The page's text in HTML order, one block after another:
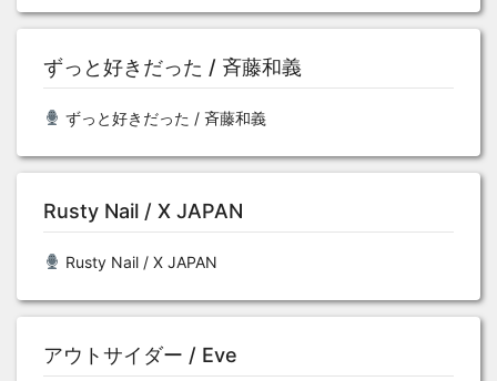
ずっと好きだった / 斉藤和義
ずっと好きだった / 斉藤和義
Rusty Nail / X JAPAN
Rusty Nail / X JAPAN
アウトサイダー / Eve